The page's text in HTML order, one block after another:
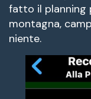
fatto il planning
montagna,
niente.